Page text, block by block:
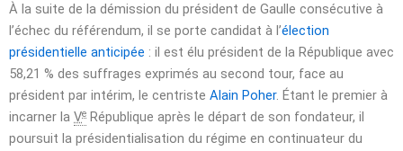
À la suite de la démission du président de Gaulle consécutive à
l’échec du référendum, il se porte candidat à l’élection
présidentielle anticipée : il est élu président de la République avec
58,21 % des suffrages exprimés au second tour, face au
président par intérim, le centriste Alain Poher. Étant le premier à
incarner la Ve République après le départ de son fondateur, il
poursuit la présidentialisation du régime en continuateur du